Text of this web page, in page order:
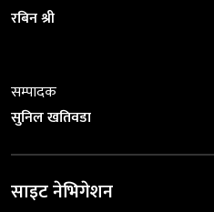
रबिन श्री
सम्पादक
सुनिल खतिवडा
साइट नेभिगेशन